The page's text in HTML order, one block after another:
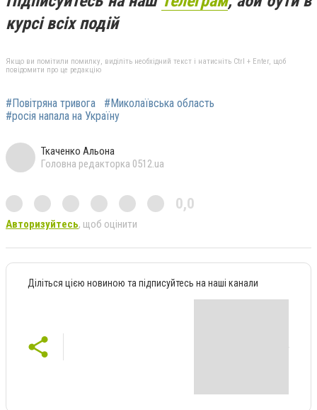
курсі всіх подій
Якщо ви помітили помилку, виділіть необхідний текст і натисніть Ctrl + Enter, щоб
повідомити про це редакцію
#Повітряна тривога
#Миколаївська область
#росія напала на Україну
Ткаченко Альона
Головна редакторка 0512.ua
0,0
Авторизуйтесь, щоб оцінити
Діліться цією новиною та підписуйтесь на наші канали